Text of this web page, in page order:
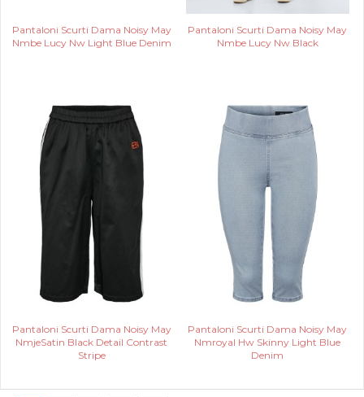
Pantaloni Scurti Dama Noisy May
Nmbe Lucy Nw Light Blue Denim
Pantaloni Scurti Dama Noisy May
Nmbe Lucy Nw Black
Pantaloni Scurti Dama Noisy May
NmjeSatin Black Detail Contrast
Stripe
Pantaloni Scurti Dama Noisy May
Nmroyal Hw Skinny Light Blue
Denim